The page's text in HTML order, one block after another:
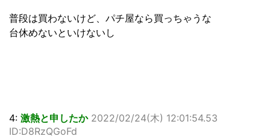
普段は買わないけど、パチ屋なら買っちゃうな
台休めないといけないし
4: 激熱と申したか 2022/02/24(木) 12:01:54.53
ID:D8RzQGoFd